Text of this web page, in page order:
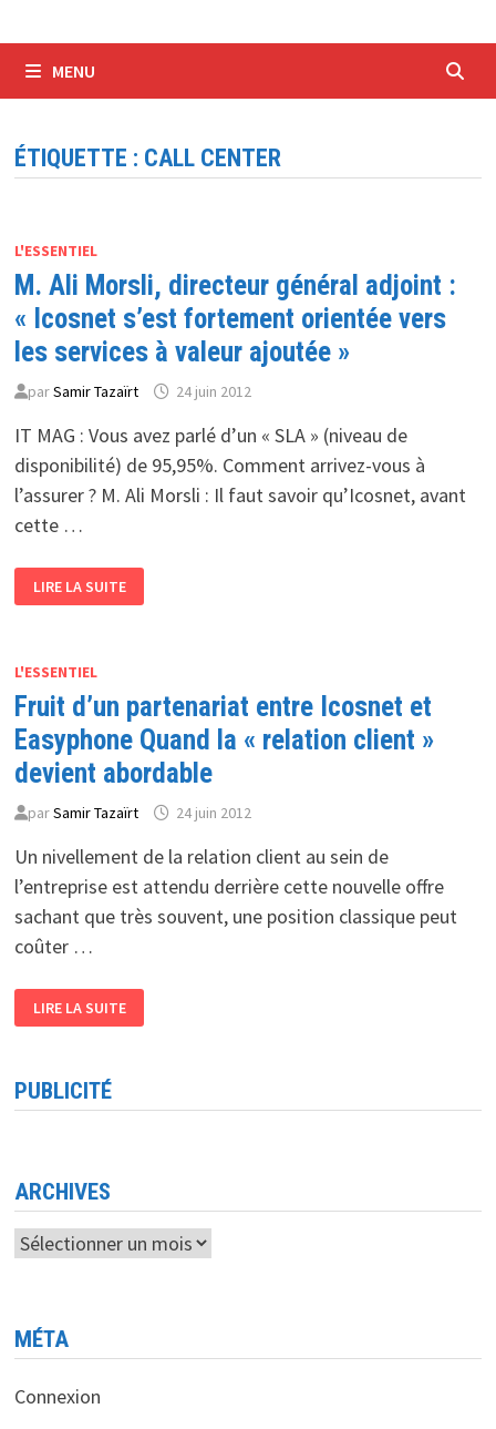
MENU
ÉTIQUETTE : CALL CENTER
L'ESSENTIEL
M. Ali Morsli, directeur général adjoint :
« Icosnet s’est fortement orientée vers
les services à valeur ajoutée »
parSamir Tazaïrt 24 juin 2012
IT MAG : Vous avez parlé d’un « SLA » (niveau de
disponibilité) de 95,95%. Comment arrivez-vous à
l’assurer ? M. Ali Morsli : Il faut savoir qu’Icosnet, avant
cette …
ALI
MORSLI,
« ICOSNET
FORTEMENT
ORIENTÉE
VERS
LES
SERVICES
À
AJOUTÉE »
LIRE LA SUITE
L'ESSENTIEL
Fruit d’un partenariat entre Icosnet et
Easyphone Quand la « relation client »
devient abordable
parSamir Tazaïrt 24 juin 2012
Un nivellement de la relation client au sein de
l’entreprise est attendu derrière cette nouvelle offre
sachant que très souvent, une position classique peut
coûter …
D’UN
PARTENARIAT
EASYPHONE
QUAND
ABORDABLE
LIRE LA SUITE
PUBLICITÉ
ARCHIVES
Archives
MÉTA
Connexion